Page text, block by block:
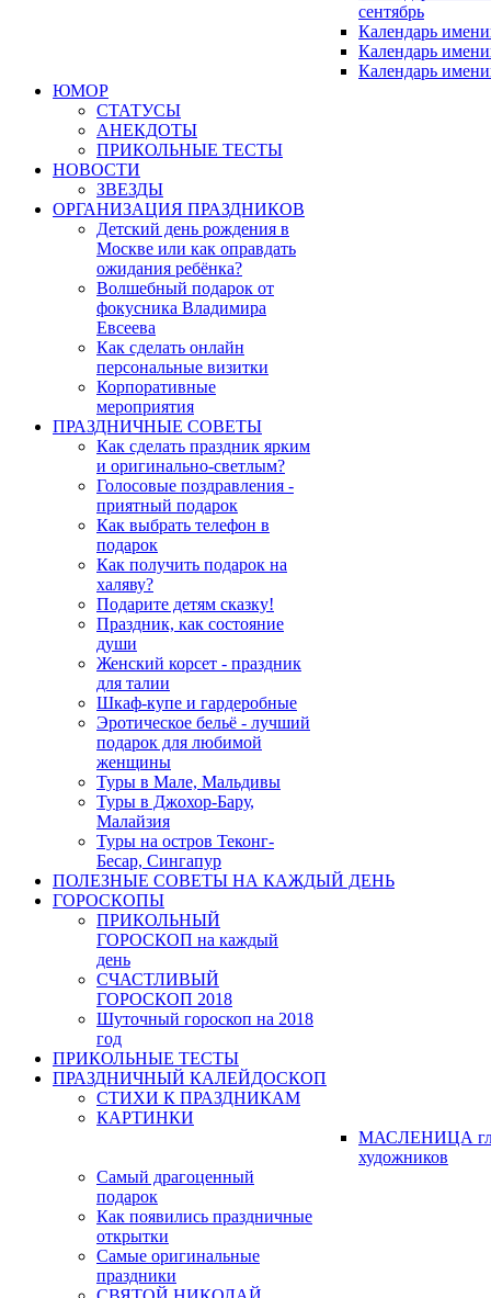
сентябрь
Календарь
Календарь
Календарь
ЮМОР
СТАТУСЫ
АНЕКДОТЫ
ПРИКОЛЬНЫЕ ТЕСТЫ
НОВОСТИ
ЗВЕЗДЫ
ОРГАНИЗАЦИЯ ПРАЗДНИКОВ
Детский день рождения в
Москве или как оправдать
ожидания ребёнка?
Волшебный подарок от
фокусника Владимира
Евсеева
Как сделать онлайн
персональные визитки
Корпоративные
мероприятия
ПРАЗДНИЧНЫЕ СОВЕТЫ
Как сделать праздник ярким
и оригинально-светлым?
Голосовые поздравления -
приятный подарок
Как выбрать телефон в
подарок
Как получить подарок на
халяву?
Подарите детям сказку!
Праздник, как состояние
души
Женский корсет - праздник
для талии
Шкаф-купе и гардеробные
Эротическое бельё - лучший
подарок для любимой
женщины
Туры в Мале, Мальдивы
Туры в Джохор-Бару,
Малайзия
Туры на остров Теконг-
Бесар, Сингапур
ПОЛЕЗНЫЕ СОВЕТЫ НА КАЖДЫЙ ДЕНЬ
ГОРОСКОПЫ
ПРИКОЛЬНЫЙ
ГОРОСКОП на каждый
день
СЧАСТЛИВЫЙ
ГОРОСКОП 2018
Шуточный гороскоп на 2018
год
ПРИКОЛЬНЫЕ ТЕСТЫ
ПРАЗДНИЧНЫЙ КАЛЕЙДОСКОП
СТИХИ К ПРАЗДНИКАМ
КАРТИНКИ
МАСЛЕНИЦА
художников
Самый драгоценный
подарок
Как появились праздничные
открытки
Самые оригинальные
праздники